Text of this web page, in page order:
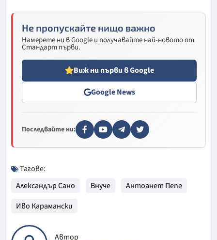
Не пропускайте нищо важно
Намерете ни в Google и получавайте най-новото от
Стандарт първи.
Виж ни първи в Google
Google News
Последвайте ни:
Тагове:
Александър Сано
Внуче
Антоанет Пепе
Иво Карамански
Автор